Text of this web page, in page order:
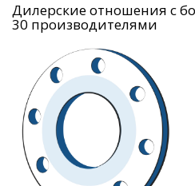
Дилерские отношения с
30 производителями